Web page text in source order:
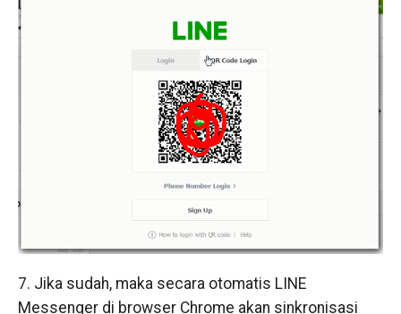
7. Jika sudah, maka secara otomatis LINE
Messenger di browser Chrome akan sinkronisasi